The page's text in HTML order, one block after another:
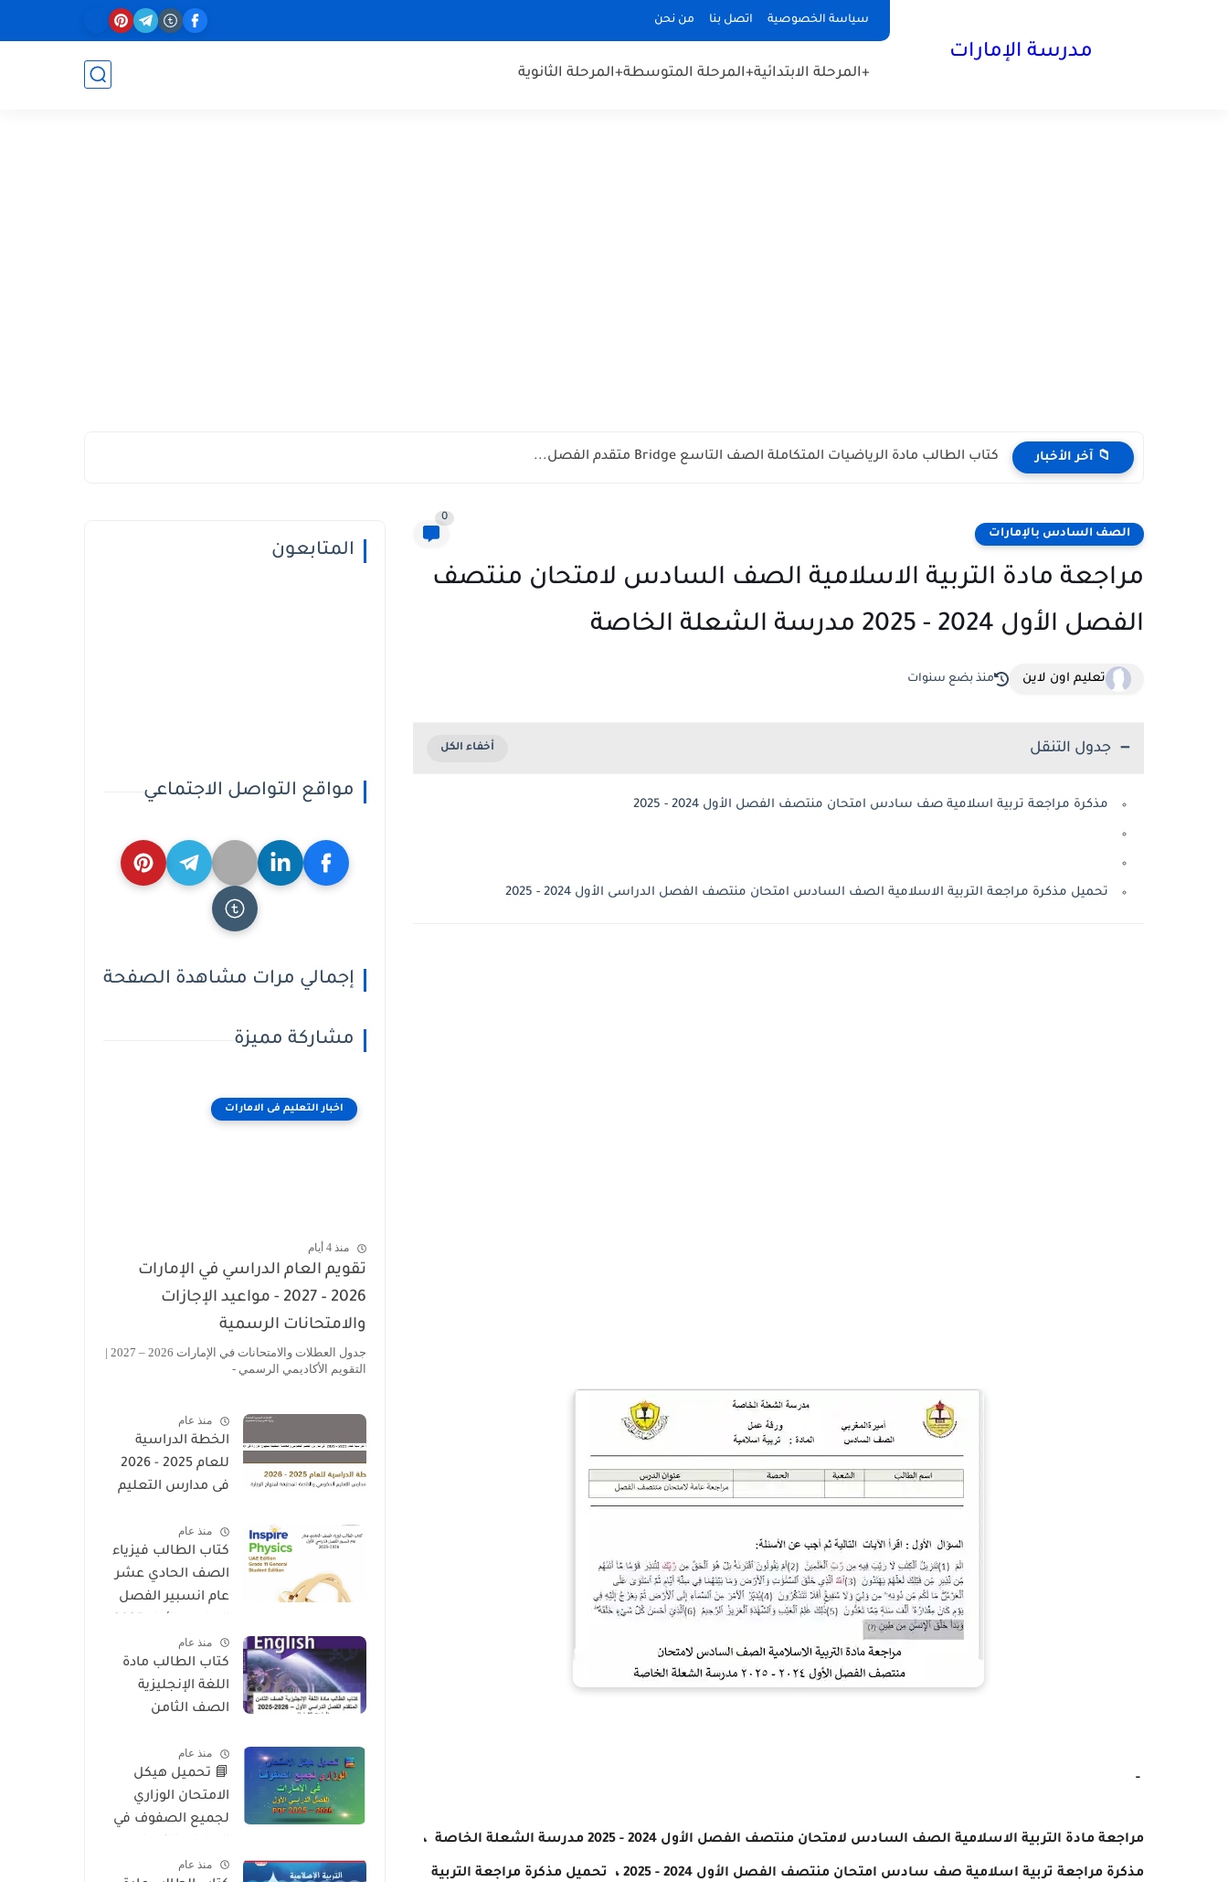
سياسة الخصوصية اتصل بنا من نحن
مدرسة الإمارات
+المرحلة الابتدائية+المرحلة المتوسطة+المرحلة الثانوية
📁 آخر الأخبار كتاب الطالب مادة الرياضيات المتكاملة الصف التاسع Bridge متقدم الفصل...
الصف السادس بالإمارات
0
مراجعة مادة التربية الاسلامية الصف السادس لامتحان منتصف
الفصل الأول 2024 - 2025 مدرسة الشعلة الخاصة
تعليم اون لاين منذ بضع سنوات
جدول التنقل
مذكرة مراجعة تربية اسلامية صف سادس امتحان منتصف الفصل الأول 2024 - 2025
تحميل مذكرة مراجعة التربية الاسلامية الصف السادس امتحان منتصف الفصل الدراسى الأول 2024 - 2025
-
مراجعة مادة التربية الاسلامية الصف السادس لامتحان منتصف الفصل الأول 2024 - 2025 مدرسة الشعلة الخاصة ،
مذكرة مراجعة تربية اسلامية صف سادس امتحان منتصف الفصل الأول 2024 - 2025 ، تحميل مذكرة مراجعة التربية
المتابعون
مواقع التواصل الاجتماعي
إجمالي مرات مشاهدة الصفحة
مشاركة مميزة
اخبار التعليم فى الامارات
منذ 4 أيام
تقويم العام الدراسي في الإمارات
2026 – 2027 - مواعيد الإجازات
والامتحانات الرسمية
جدول العطلات والامتحانات في الإمارات 2026 – 2027 |
التقويم الأكاديمي الرسمي -
منذ عام
الخطة الدراسية
للعام 2025 - 2026
فى مدارس التعليم
المطبقة لمنهاج
الوزارة فى الامارات
منذ عام
كتاب الطالب فيزياء
الصف الحادي عشر
عام انسبير الفصل
2026منذ عام
كتاب الطالب مادة
اللغة الإنجليزية
الصف الثامن
2026 – المنهج
الإماراتي
منذ عام
📘 تحميل هيكل
الامتحان الوزاري
لجميع الصفوف في
منذ عام